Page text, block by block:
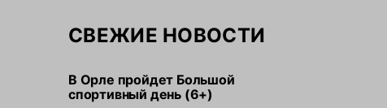
СВЕЖИЕ НОВОСТИ
В Орле пройдет Большой
спортивный день (6+)